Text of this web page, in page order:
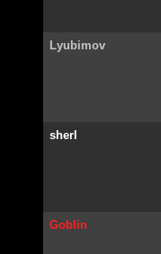
Lyubimov
sherl
Goblin